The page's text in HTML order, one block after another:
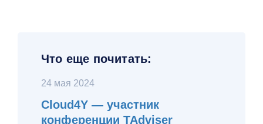
Что еще почитать:
24 мая 2024
Cloud4Y — участник
конференции TAdviser